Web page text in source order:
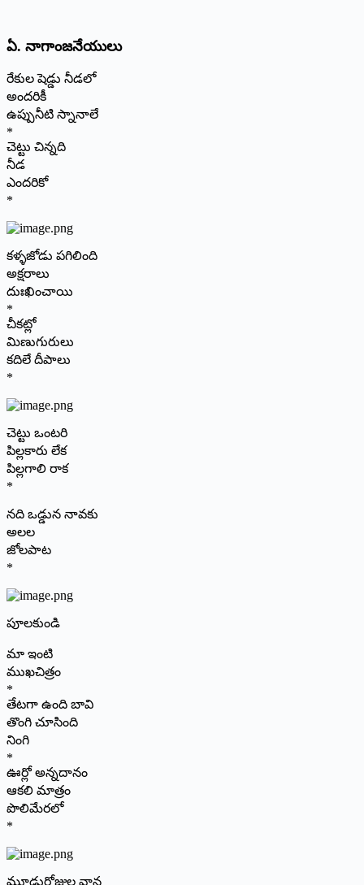
ఏ. నాగాంజనేయులు
రేకుల షెడ్డు నీడలో
అందరికీ
ఉప్పునీటి స్నానాలే
*
చెట్టు చిన్నది
నీడ
ఎందరికో
*
కళ్ళజోడు పగిలింది
అక్షరాలు
దుఃఖించాయి
*
చీకట్లో
మిణుగురులు
కదిలే దీపాలు
*
చెట్టు ఒంటరి
పిల్లకారు లేక
పిల్లగాలి రాక
*
నది ఒడ్డున నావకు
అలల
జోలపాట
*
పూలకుండి
మా ఇంటి
ముఖచిత్రం
*
తేటగా ఉంది బావి
తొంగి చూసింది
నింగి
*
ఊర్లో అన్నదానం
ఆకలి మాత్రం
పొలిమేరలో
*
మూడురోజుల వాన